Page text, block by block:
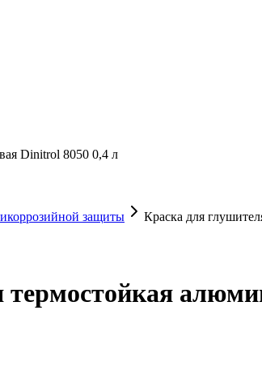
Dinitrol 8050 0,4 л
защиты
Краска для